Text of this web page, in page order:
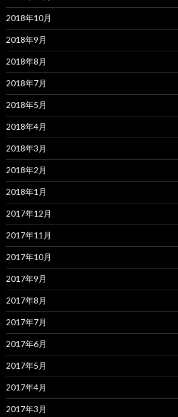
2018年10月
2018年9月
2018年8月
2018年7月
2018年5月
2018年4月
2018年3月
2018年2月
2018年1月
2017年12月
2017年11月
2017年10月
2017年9月
2017年8月
2017年7月
2017年6月
2017年5月
2017年4月
2017年3月